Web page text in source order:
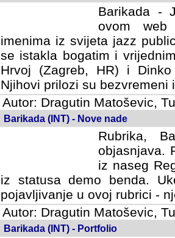
Barikada -
ovom web
imenima iz svijeta jazz
se istakla bogatim i
Hrvoj (Zagreb, HR) i
Njihovi prilozi su bezvremeni
Autor: Dragutin Matoševic,
Barikada (INT) - Nove nade
Rubrika,
objasnjava.
iz naseg
iz statusa demo benda.
pojavljivanje u ovoj rubrici -
Autor: Dragutin Matoševic,
Barikada (INT) - Portfolio